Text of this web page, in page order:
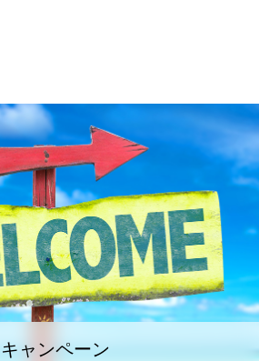
キャンペーン